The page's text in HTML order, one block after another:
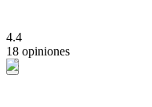
4.4
18 opiniones